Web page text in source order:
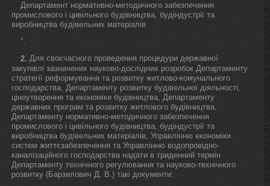
Департамент нормативно-методичного забезпечення
промислового і цивільного будівництва, будіндустрії та
виробництва будівельних матеріалів
".
2. Для своєчасного проведення процедури державної
закупівлі зазначених науково-дослідних розробок Департаменту
стратегії реформування та розвитку житлово-комунального
господарства, Департаменту розвитку будівельної діяльності,
ціноутворення та економіки будівництва, Департаменту
державних програм та розвитку житлового будівництва,
Департаменту нормативно-методичного забезпечення
промислового і цивільного будівництва, будіндустрії та
виробництва будівельних матеріалів, Управлінню економіки
систем життєзабезпечення та Управлінню водопровідно-
каналізаційного господарства надати в триденний термін
Департаменту технічного регулювання та науково-технічного
розвитку (Барзилович Д. В.) такі документи: